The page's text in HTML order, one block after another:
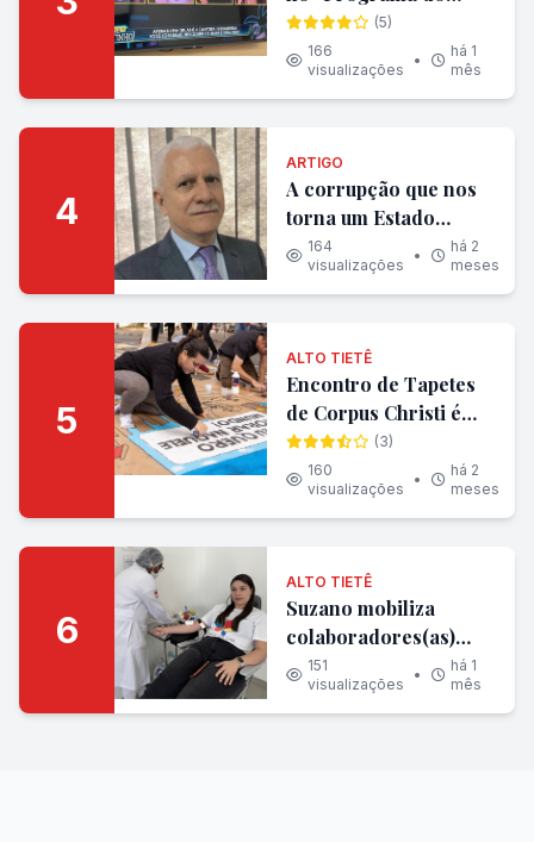
Ratinho" e consolida
carreira nacional
(5)
166
visualizações
•
há 1
mês
4
ARTIGO
A corrupção que nos
torna um Estado
policial
164
visualizações
•
há 2
meses
5
ALTO TIETÊ
Encontro de Tapetes
de Corpus Christi é
prestigiado por mais
de 7 mil pessoas
(3)
160
visualizações
•
há 2
meses
6
ALTO TIETÊ
Suzano mobiliza
colaboradores(as)
para doação de
sangue em Mogi das
Cruzes (SP)
151
visualizações
•
há 1
mês